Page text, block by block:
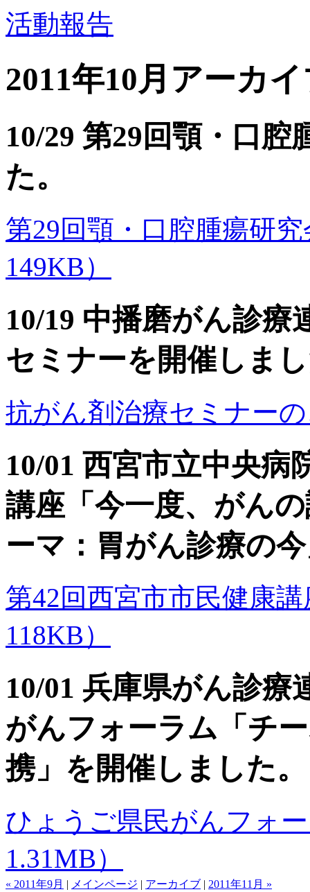
活動報告
2011年10月アーカ
10/29 第29回顎・口
た。
第29回顎・口腔腫瘍研究
149KB）
10/19 中播磨がん診
セミナーを開催しま
抗がん剤治療セミナーの
10/01 西宮市立中央
講座「今一度、がん
ーマ：胃がん診療の
第42回西宮市市民健康講
118KB）
10/01 兵庫県がん診
がんフォーラム「チ
携」を開催しました。
ひょうご県民がんフォ
1.31MB）
« 2011年9月 | メインページ | アーカイブ | 2011年11月 »